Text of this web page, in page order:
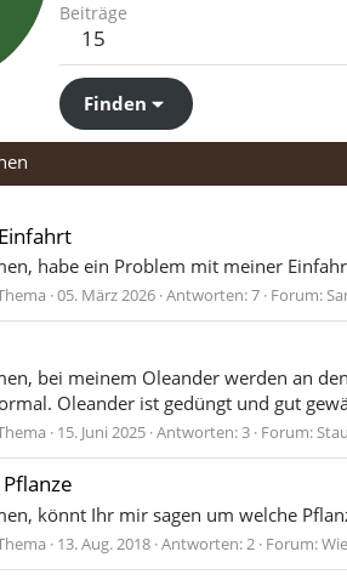
Beiträge
15
Finden
habe ein Problem mit meiner
05. März 2026 Antworten: 7 Forum:
bei meinem Oleander werden an
Oleander ist gedüngt und gut
15. Juni 2025 Antworten: 3 Forum:
könnt Ihr mir sagen um welche
13. Aug. 2018 Antworten: 2 Forum: